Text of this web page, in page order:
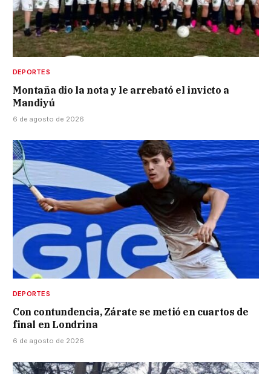
DEPORTES
Montaña dio la nota y le arrebató el invicto a
Mandiyú
6 de agosto de 2026
DEPORTES
Con contundencia, Zárate se metió en cuartos de
final en Londrina
6 de agosto de 2026